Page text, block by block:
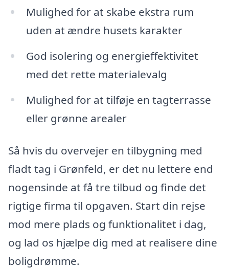
Mulighed for at skabe ekstra rum
uden at ændre husets karakter
God isolering og energieffektivitet
med det rette materialevalg
Mulighed for at tilføje en tagterrasse
eller grønne arealer
Så hvis du overvejer en tilbygning med
fladt tag i Grønfeld, er det nu lettere end
nogensinde at få tre tilbud og finde det
rigtige firma til opgaven. Start din rejse
mod mere plads og funktionalitet i dag,
og lad os hjælpe dig med at realisere dine
boligdrømme.